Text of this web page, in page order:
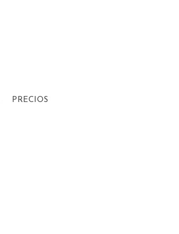
PRECIOS